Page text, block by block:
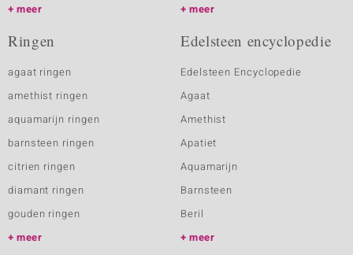
meer
meer
Ringen
agaat ringen
amethist ringen
aquamarijn ringen
barnsteen ringen
citrien ringen
diamant ringen
gouden ringen
meer
Edelsteen encyclopedie
Edelsteen Encyclopedie
Agaat
Amethist
Apatiet
Aquamarijn
Barnsteen
Beril
meer